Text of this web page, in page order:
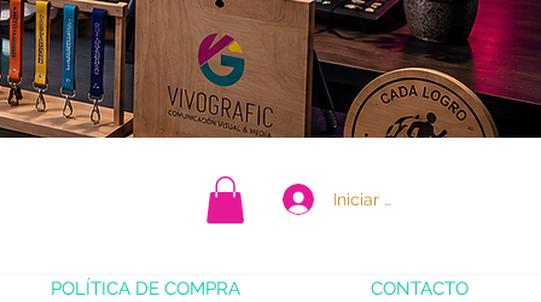
Iniciar sesión
POLÍTICA DE COMPRA CONTACTO